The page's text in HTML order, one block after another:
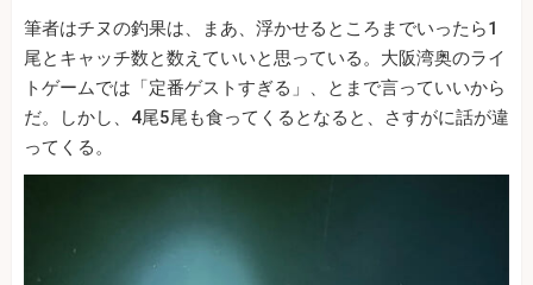
筆者はチヌの釣果は、まあ、浮かせるところまでいったら1
尾とキャッチ数と数えていいと思っている。大阪湾奥のライ
トゲームでは「定番ゲストすぎる」、とまで言っていいから
だ。しかし、4尾5尾も食ってくるとなると、さすがに話が違
ってくる。